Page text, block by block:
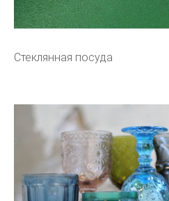
Стеклянная посуда